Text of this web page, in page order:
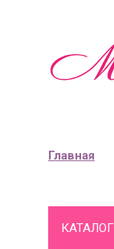
Главная